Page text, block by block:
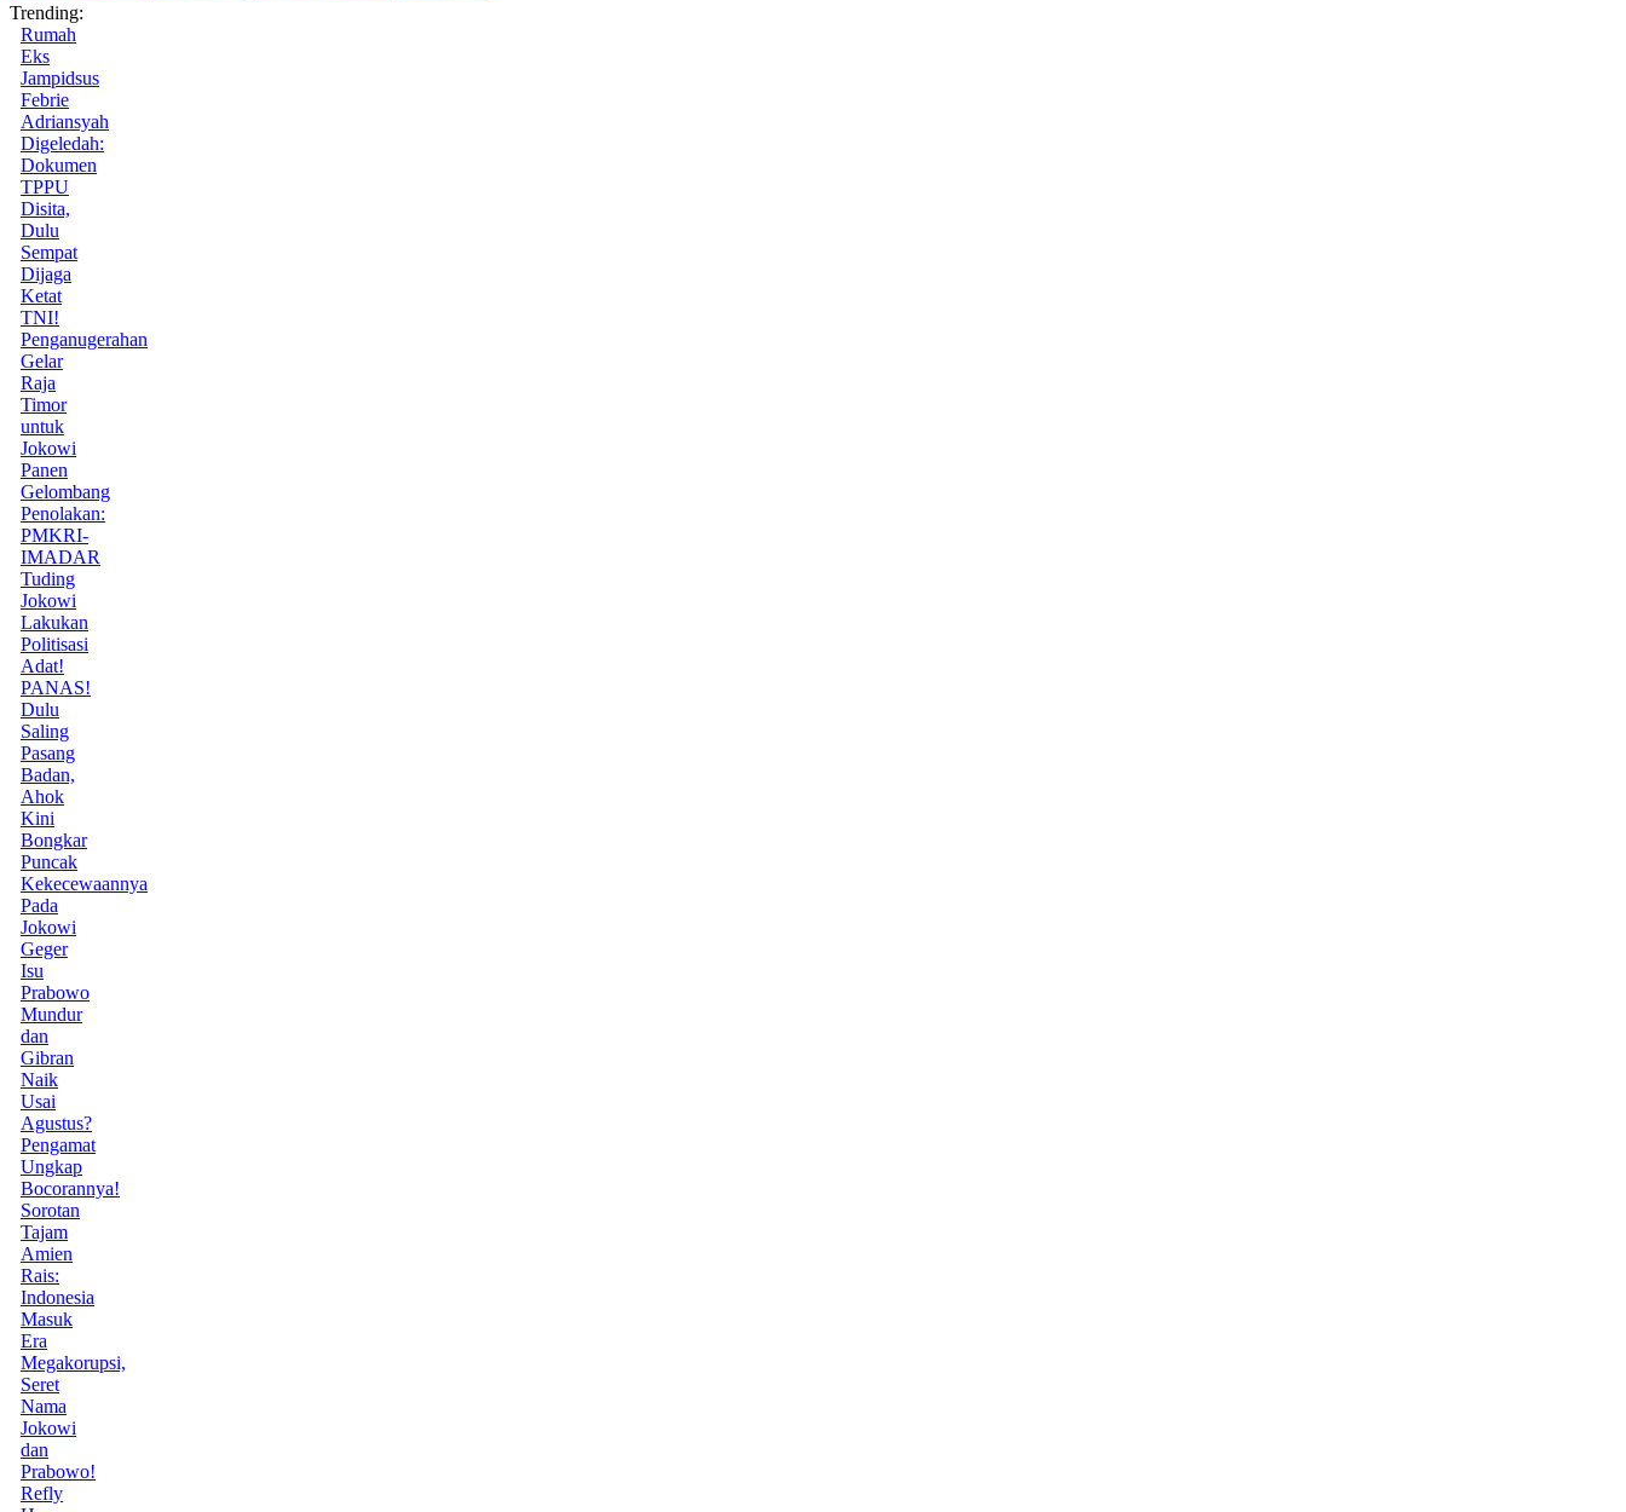
Trending:
Rumah
Eks
Jampidsus
Febrie
Adriansyah
Digeledah:
Dokumen
TPPU
Disita,
Dulu
Sempat
Dijaga
Ketat
TNI!
Penganugerahan
Gelar
Raja
Timor
untuk
Jokowi
Panen
Gelombang
Penolakan:
PMKRI-
IMADAR
Tuding
Jokowi
Lakukan
Politisasi
Adat!
PANAS!
Dulu
Saling
Pasang
Badan,
Ahok
Kini
Bongkar
Puncak
Kekecewaannya
Pada
Jokowi
Geger
Isu
Prabowo
Mundur
dan
Gibran
Naik
Usai
Agustus?
Pengamat
Ungkap
Bocorannya!
Sorotan
Tajam
Amien
Rais:
Indonesia
Masuk
Era
Megakorupsi,
Seret
Nama
Jokowi
dan
Prabowo!
Refly